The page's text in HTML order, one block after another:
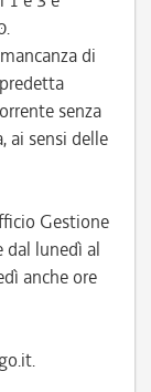
di
senza
ai sensi delle
Gestione
dal lunedì al
anche ore